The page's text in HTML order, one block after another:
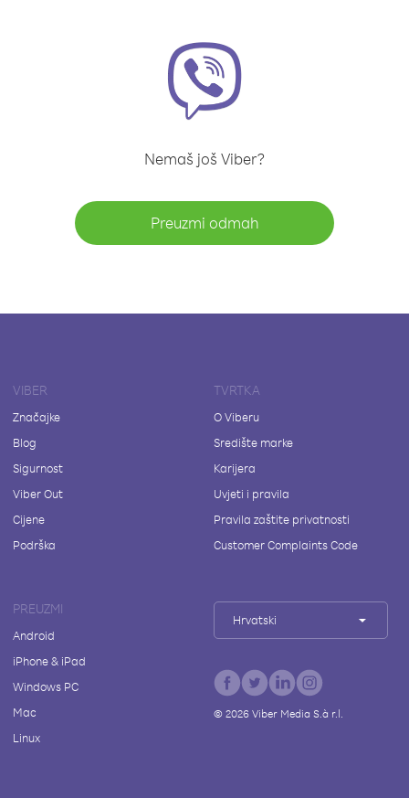
Nemaš još Viber?
Preuzmi odmah
VIBER
Značajke
Blog
Sigurnost
Viber Out
Cijene
Podrška
TVRTKA
O Viberu
Središte marke
Karijera
Uvjeti i pravila
Pravila zaštite privatnosti
Customer Complaints Code
PREUZMI
Android
iPhone & iPad
Windows PC
Mac
Linux
Hrvatski
© 2026Viber Media S.à r.l.